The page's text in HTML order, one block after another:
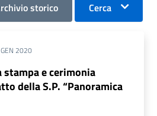
storico Cerca
2020
stampa e cerimonia
della S.P. “Panoramica